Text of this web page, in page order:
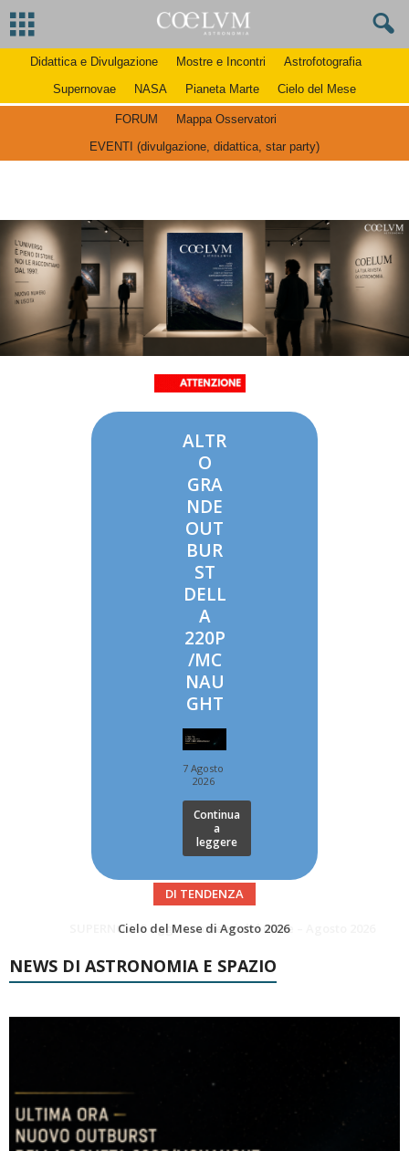
Didattica e Divulgazione Mostre e Incontri
Astrofotografia
Supernovae
NASA Pianeta Marte Cielo del Mese
FORUM
Mappa Osservatori
EVENTI (divulgazione, didattica, star party)
ALTR
O
GRA
NDE
OUT
BUR
ST
DELL
A
220P
/MC
NAU
GHT
7 Agosto
2026
Continua
a
leggere
DI TENDENZA
SUPERNOVAE aggiornamenti del mese – Agosto 2026
Le Comete del mese di Agosto: LA 10P/TEMPEL AL PERIELIO
NEWS DI ASTRONOMIA E SPAZIO